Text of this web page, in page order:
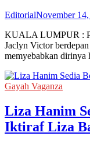
EditorialNovember
KUALA LUMPUR :
Jaclyn Victor
memyebabkan
Gayah Vaganza
Liza Hanim
Iktiraf Liza